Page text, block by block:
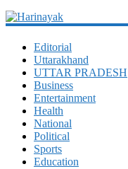
Harinayak
Daily
News
Portal
Editorial
Uttarakhand
UTTAR PRADESH
Business
Entertainment
Health
National
Political
Sports
Education